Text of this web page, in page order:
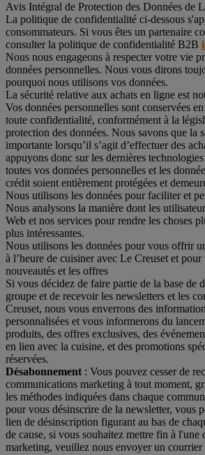
Avis Intégral de Protection des Données de
La politique de confidentialité ci-dessous
consommateurs. Si vous êtes un partenaire
consulter la politique de confidentialité B2B
Nous nous engageons à respecter votre vie
données personnelles. Nous vous dirons
pourquoi nous utilisons vos données.
La sécurité relative aux achats en ligne est
Vos données personnelles sont conservées
toute confidentialité, conformément à la
protection des données. Nous savons que la
importante lorsqu’il s’agit d’effectuer des
appuyons donc sur les dernières
toutes vos données personnelles et les
crédit soient entièrement protégées et
Nous utilisons les données pour faciliter et
Nous analysons la manière dont les
Web et nos services pour rendre les choses
plus intéressantes.
Nous utilisons les données pour vous offrir
à l’heure de cuisiner avec Le Creuset et
nouveautés et les offres
Si vous décidez de faire partie de la base de
groupe et de recevoir les newsletters et les
Creuset, nous vous enverrons des
personnalisées et vous informerons du
produits, des offres exclusives, des
en lien avec la cuisine, et des promotions
réservées.
Désabonnement : Vous pouvez cesser de
communications marketing à tout moment,
les méthodes indiquées dans chaque
pour vous désinscrire de la newsletter, vous
lien de désinscription figurant au bas de
de cause, si vous souhaitez mettre fin à l'une
marketing, veuillez nous envoyer un courrier